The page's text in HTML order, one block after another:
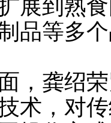
展到熟
品等多
，龚绍
术，对